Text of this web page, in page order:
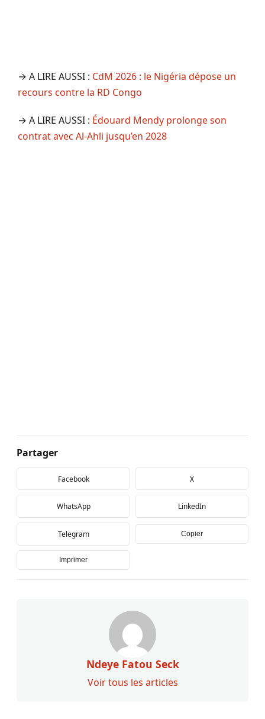
→ A LIRE AUSSI : CdM 2026 : le Nigéria dépose un
recours contre la RD Congo
→ A LIRE AUSSI : Édouard Mendy prolonge son
contrat avec Al-Ahli jusqu’en 2028
Partager
Facebook X
WhatsApp LinkedIn
Telegram Copier
Imprimer
Ndeye Fatou Seck
Voir tous les articles